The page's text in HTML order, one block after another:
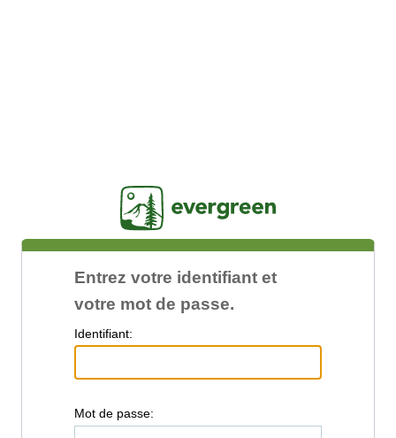
Entrez votre identifiant et
votre mot de passe.
Identifiant:
Mot de passe: